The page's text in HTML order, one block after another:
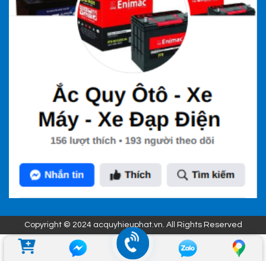
Copyright © 2024 acquyhieuphat.vn. All Rights Reserved